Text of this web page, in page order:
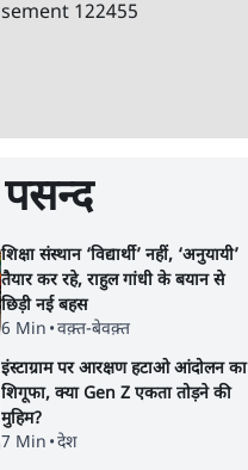
122455
शिक्षा संस्थान ‘विद्यार्थी’ नहीं, ‘अनुयायी’
तैयार कर रहे, राहुल गांधी के बयान से
छिड़ी नई बहस
6 Min •वक़्त-बेवक़्त
इंस्टाग्राम पर आरक्षण हटाओ आंदोलन का
शिगूफा, क्या Gen Z एकता तोड़ने की
मुहिम?
7 Min •देश